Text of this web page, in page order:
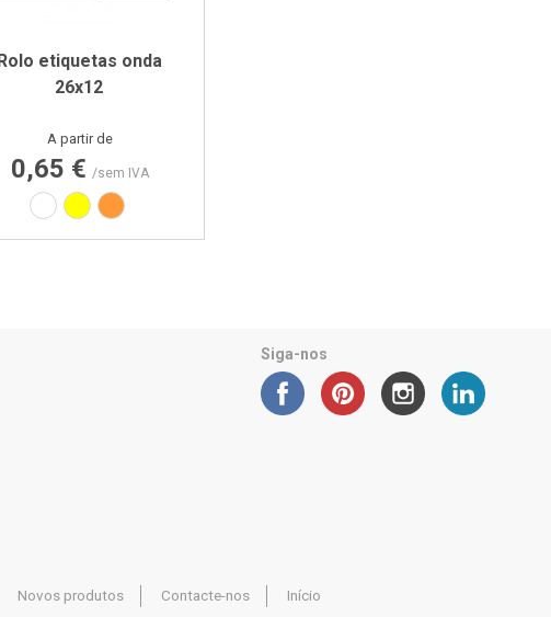
etiquetas onda
26x12
Preço
A partir de
0,65 € /sem IVA
BrancoAmareloLaranja
Siga-nos
Novos produtos Contacte-nos Início